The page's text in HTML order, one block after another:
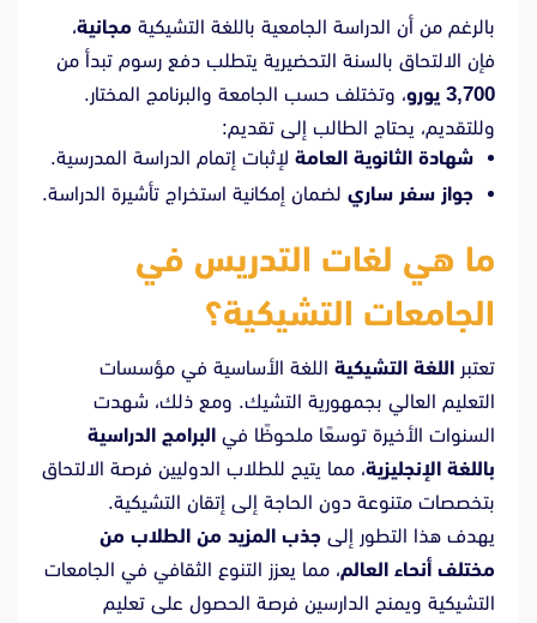
بالرغم من أن الدراسة الجامعية باللغة التشيكية مجانية،
فإن الالتحاق بالسنة التحضيرية يتطلب دفع رسوم تبدأ من
3,700 يورو
، وتختلف حسب الجامعة والبرنامج المختار.
وللتقديم، يحتاج الطالب إلى تقديم:
شهادة الثانوية العامة لإثبات إتمام الدراسة المدرسية.
جواز سفر ساري لضمان إمكانية استخراج تأشيرة الدراسة.
ما هي لغات التدريس في
الجامعات التشيكية؟
تعتبر اللغة التشيكية اللغة الأساسية في مؤسسات
التعليم العالي بجمهورية التشيك. ومع ذلك، شهدت
السنوات الأخيرة توسعًا ملحوظًا في البرامج الدراسية
باللغة الإنجليزية، مما يتيح للطلاب الدوليين فرصة الالتحاق
بتخصصات متنوعة دون الحاجة إلى إتقان التشيكية.
يهدف هذا التطور إلى جذب المزيد من الطلاب من
مختلف أنحاء العالم، مما يعزز التنوع الثقافي في الجامعات
التشيكية ويمنح الدارسين فرصة الحصول على تعليم